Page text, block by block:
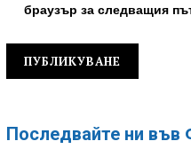
браузър за следващия
Последвайте ни във